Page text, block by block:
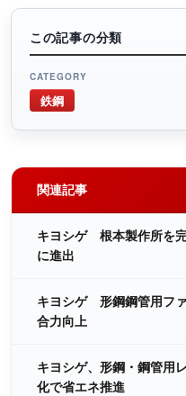
この記事の分類
CATEGORY
鉄鋼
関連記事
キヨシゲ 根本製作所を
に進出
キヨシゲ 形鋼鋼管用フ
合力向上
キヨシゲ、形鋼・鋼管用
化で省エネ推進